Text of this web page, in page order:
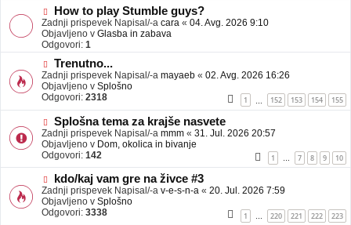
b
a
v
e
N
o
v
e
o
b
j
a
v
e
How to play Stumble guys?
Zadnji prispevek Napisal/-a cara « 04. Avg. 2026 9:10
Objavljeno v Glasba in zabava
Odgovori: 1
N
o
v
e
o
b
a
v
e
Trenutno...
Zadnji prispevek Napisal/-a mayaeb « 02. Avg. 2026 16:26
Objavljeno v Splošno
Odgovori: 2318 1 152 153 154 155
N
o
v
e
o
b
a
v
e
Splošna tema za krajše nasvete
Zadnji prispevek Napisal/-a mmm « 31. Jul. 2026 20:57
Objavljeno v Dom, okolica in bivanje
Odgovori: 142 1 … 7 8 9 10
N
o
v
e
kdo/kaj vam gre na živce #3
Zadnji prispevek Napisal/-a v-e-s-n-a « 20. Jul. 2026 7:59
Objavljeno v Splošno
Odgovori: 3338 1 … 220 221 222 223